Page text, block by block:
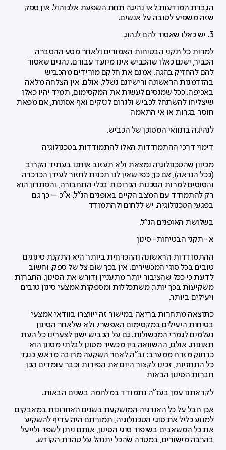
הגברת המודעות לאי נהיגה תחת השפעת אלכוהול. אין ספק
שזה משפיע לטובה על אנשים.
3. יש כאלו שאסור להם לנהוג
למרות כל תקני הבטיחות האמורים ולאחר מסע ההסברה
הכביר, ישנם כאלו שהכביש אינו מיועד עבורם. נהגים שאסור
להם להחזיק בהגה. אמנם את חלקם מורידים מהכביש
בהזדמנות הראשונה ורישיונם נשלל, אולם, אין הצלחה מלאה
באכיפה. ככל שמנסים לעשות את המקסימום, תמיד יהיו כאלו
שיצליחו להשתחל לכביש ולגרום לנזקים ואף אסונות, אם מפאת
חוסר בגרות או אי התאמה
לנהיגה בתוואי המסוכן של הכביש.
דימוי דרכי ההתמודדות האלו להתמודדות בטכנולוגיה
מכיוון שהטכנולוגיה נמצאת ולא תעזוב אותנו בעתיד הקרוב
(ככל הנראה), אם כך, כפי שאין לנו תכנית לחזור לעידן הכרכרה
והסוסים למרות הסכנות הכרוכות בכלי התחבורה, והפתרון הוא
רק להתמודד עם המצב הקיים באופנים הנ"ל, א"כ – כך גם
בפגעי הטכנולוגיה, יש ללחום ולהתמודד
בשלושת האופנים הנ"ל.
א- תקני הבטיחות- סינון
ההתמודדות הראשונה וההכרחית ביותר היא התקנת סינונים
טובים בכל סוגי המכשירים. אין בכך שום צל של ספק, וחשוב
לדעת כי ככל שהציבור יותר מתעניין ודורש את הסינון, החברות
משקיעות בכך יותר, משתכללות ומספקות אמצעי סינון טובים
ויעילים ביותר.
כתוצאה מתחרות בריאה במישור זה ייווצרו בוודאי אמצעי
בטיחות היעילים במקסימום האפשרי. ולא שלאחר הסינון
נעלמים לגמרי המכשולות. גם על הכביש ישנן לצערינו כל העת
תאונות. אולם, ההשוואה בין מכשיר מסונן לבלתי מסונן הוא
כרחוק מזרח ממערב; וב"ה לאחר השקעה מרובה מראש, כנגד
כל התחזיות, זכינו לקצור היום את הפירות וכבר עומדים הכן
חברות הסינון הבאות
לקראתנו עמן בעז"ה נתמודד במלחמה בשנים הבאות.
אכן חבל על כל האנרגיה המושקעת בשנים האחרונות במאבקים
למנוע כליל את סוגי הטכנולוגיה, תמורתם היה עדיף להשקיע
את כל המשאבים בשיפור סוגי הסינון, אותם ניתן לשפר ולייעל
בהרבה מישורים, במטרה שהכל יתנהל על טהרת הקודש.